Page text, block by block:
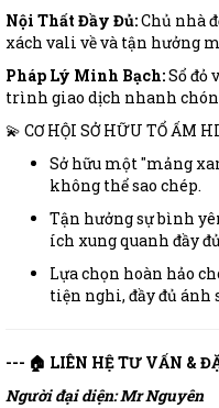
Nội Thất Đầy Đủ:Chủ nhà
xách vali về và tận hưởng
Pháp Lý Minh Bạch:Sổ đỏ
trình giao dịch nhanh
💫 CƠ HỘI SỞ HỮU TỔ ẤM
Sở hữu một "mảng
không thể sao chép.
Tận hưởng sự bình
ích xung quanh đầy
Lựa chọn hoàn hảo
tiện nghi, đầy đủ ánh
--- 🏠 LIÊN HỆ TƯ VẤN &
Người đại diện: Mr Nguyên